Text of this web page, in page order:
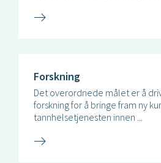
Forskning
Det overordnede målet er å
forskning for å bringe fram ny
tannhelsetjenesten innen ...